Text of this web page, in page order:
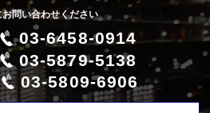
お問い合わせください
03-6458-0914
03-5879-5138
03-5809-6906